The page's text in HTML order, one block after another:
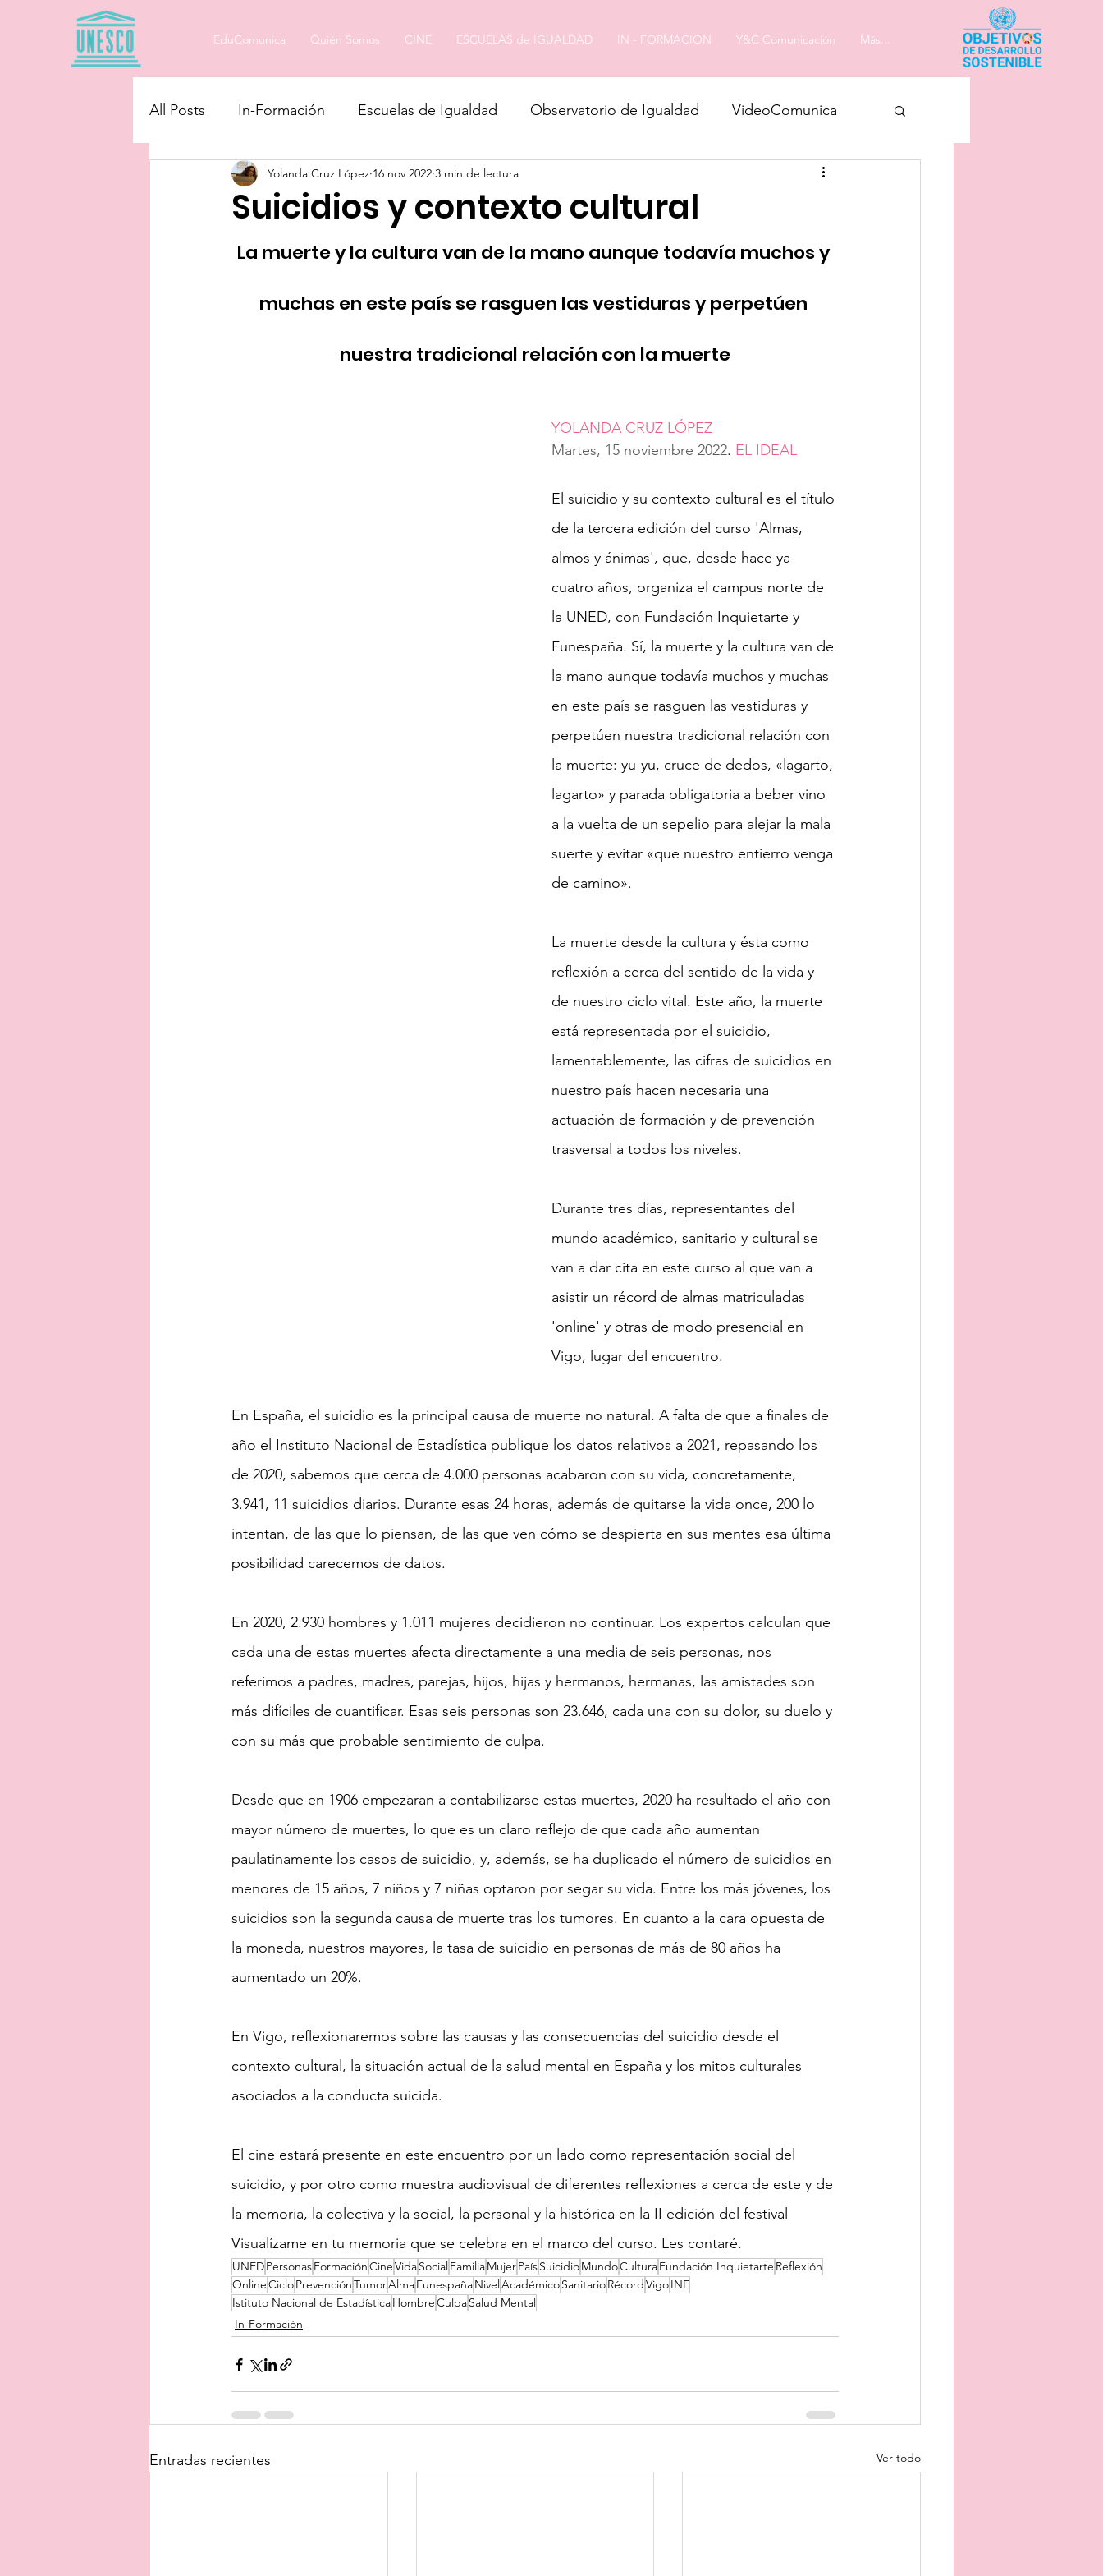
EduComunica Quién Somos CINE ESCUELAS de IGUALDAD IN - FORMACIÓN Y&C Comunicación Más...
All Posts In-Formación Escuelas de Igualdad Observatorio de Igualdad VideoComunica
Educando en Igualdad
Suicidios y contexto cultural
Yolanda Cruz López 16 nov 2022 3 min de lectura
La muerte y la cultura van de la mano aunque todavía muchos y
muchas en este país se rasguen las vestiduras y perpetúen
nuestra tradicional relación con la muerte
YOLANDA CRUZ LÓPEZ
Martes, 15 noviembre 2022. EL IDEAL
El suicidio y su contexto cultural es el título
de la tercera edición del curso 'Almas,
almos y ánimas', que, desde hace ya
cuatro años, organiza el campus norte de
la UNED, con Fundación Inquietarte y
Funespaña. Sí, la muerte y la cultura van de
la mano aunque todavía muchos y muchas
en este país se rasguen las vestiduras y
perpetúen nuestra tradicional relación con
la muerte: yu-yu, cruce de dedos, «lagarto,
lagarto» y parada obligatoria a beber vino
a la vuelta de un sepelio para alejar la mala
suerte y evitar «que nuestro entierro venga
de camino».
La muerte desde la cultura y ésta como
reflexión a cerca del sentido de la vida y
de nuestro ciclo vital. Este año, la muerte
está representada por el suicidio,
lamentablemente, las cifras de suicidios en
nuestro país hacen necesaria una
actuación de formación y de prevención
trasversal a todos los niveles.
Durante tres días, representantes del
mundo académico, sanitario y cultural se
van a dar cita en este curso al que van a
asistir un récord de almas matriculadas
'online' y otras de modo presencial en
Vigo, lugar del encuentro.
En España, el suicidio es la principal causa de muerte no natural. A falta de que a finales de
año el Instituto Nacional de Estadística publique los datos relativos a 2021, repasando los
de 2020, sabemos que cerca de 4.000 personas acabaron con su vida, concretamente,
3.941, 11 suicidios diarios. Durante esas 24 horas, además de quitarse la vida once, 200 lo
intentan, de las que lo piensan, de las que ven cómo se despierta en sus mentes esa última
posibilidad carecemos de datos.
En 2020, 2.930 hombres y 1.011 mujeres decidieron no continuar. Los expertos calculan que
cada una de estas muertes afecta directamente a una media de seis personas, nos
referimos a padres, madres, parejas, hijos, hijas y hermanos, hermanas, las amistades son
más difíciles de cuantificar. Esas seis personas son 23.646, cada una con su dolor, su duelo y
con su más que probable sentimiento de culpa.
Desde que en 1906 empezaran a contabilizarse estas muertes, 2020 ha resultado el año con
mayor número de muertes, lo que es un claro reflejo de que cada año aumentan
paulatinamente los casos de suicidio, y, además, se ha duplicado el número de suicidios en
menores de 15 años, 7 niños y 7 niñas optaron por segar su vida. Entre los más jóvenes, los
suicidios son la segunda causa de muerte tras los tumores. En cuanto a la cara opuesta de
la moneda, nuestros mayores, la tasa de suicidio en personas de más de 80 años ha
aumentado un 20%.
En Vigo, reflexionaremos sobre las causas y las consecuencias del suicidio desde el
contexto cultural, la situación actual de la salud mental en España y los mitos culturales
asociados a la conducta suicida.
El cine estará presente en este encuentro por un lado como representación social del
suicidio, y por otro como muestra audiovisual de diferentes reflexiones a cerca de este y de
la memoria, la colectiva y la social, la personal y la histórica en la II edición del festival
Visualízame en tu memoria que se celebra en el marco del curso. Les contaré.
UNEDPersonasFormaciónCineVidaSocialFamiliaMujerPaísSuicidioMundoCulturaFundación Inquietarte Reflexión
OnlineCicloPrevenciónTumorAlmaFunespañaNivelAcadémicoSanitarioRécordVigoINE
Istituto Nacional de EstadísticaHombreCulpaSalud Mental
In-Formación
Entradas recientes Ver todo